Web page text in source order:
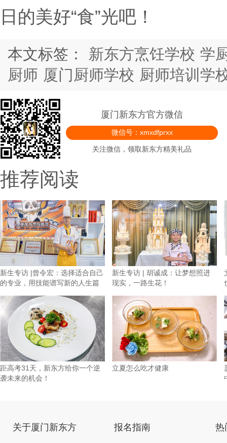
日的美好“食”光吧！
本文标签： 新东方烹饪学校 学
厨师 厦门厨师学校 厨师培训学
厦门新东方官方微信
微信号：xmxdfprxx
关注微信，领取新东方精美礼品
推荐阅读
新生专访 |曾令宏：选择适合自己
的专业，用技能谱写新的人生篇
新生专访 | 胡诚成：让梦想照进
现实，一路生花！
距高考31天，新东方给你一个逆
袭未来的机会！
立夏怎么吃才健康
关于厦门新东方 报名指南 热